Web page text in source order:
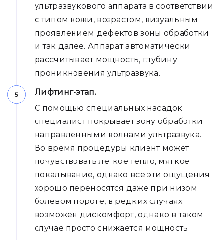
ультразвукового аппарата в соответствии
с типом кожи, возрастом, визуальным
проявлением дефектов зоны обработки
и так далее. Аппарат автоматически
рассчитывает мощность, глубину
проникновения ультразвука.
Лифтинг-этап.
С помощью специальных насадок
специалист покрывает зону обработки
направленными волнами ультразвука.
Во время процедуры клиент может
почувствовать легкое тепло, мягкое
покалывание, однако все эти ощущения
хорошо переносятся даже при низом
болевом пороге, в редких случаях
возможен дискомфорт, однако в таком
случае просто снижается мощность